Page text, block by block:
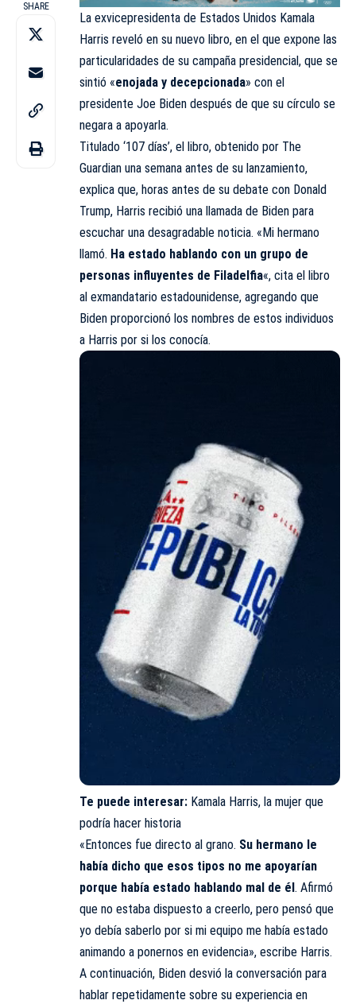
SHARE
La exvicepresidenta de Estados Unidos Kamala
Harris reveló en su nuevo libro, en el que expone las
particularidades de su campaña presidencial, que se
sintió «enojada y decepcionada» con el
presidente Joe Biden después de que su círculo se
negara a apoyarla.
Titulado ‘107 días’, el libro, obtenido por The
Guardian una semana antes de su lanzamiento,
explica que, horas antes de su debate con Donald
Trump, Harris recibió una llamada de Biden para
escuchar una desagradable noticia. «Mi hermano
llamó. Ha estado hablando con un grupo de
personas influyentes de Filadelfia«, cita el libro
al exmandatario estadounidense, agregando que
Biden proporcionó los nombres de estos individuos
a Harris por si los conocía.
Te puede interesar: Kamala Harris, la mujer que
podría hacer historia
«Entonces fue directo al grano. Su hermano le
había dicho que esos tipos no me apoyarían
porque había estado hablando mal de él . Afirmó
que no estaba dispuesto a creerlo, pero pensó que
yo debía saberlo por si mi equipo me había estado
animando a ponernos en evidencia», escribe Harris.
A continuación, Biden desvió la conversación para
hablar repetidamente sobre su experiencia en